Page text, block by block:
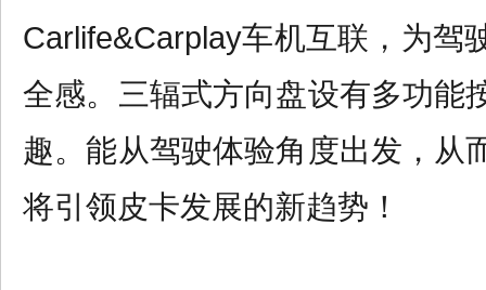
Carlife&Carplay车机互联，为驾
全感。三辐式方向盘设有多功能
趣。能从驾驶体验角度出发，从
将引领皮卡发展的新趋势！